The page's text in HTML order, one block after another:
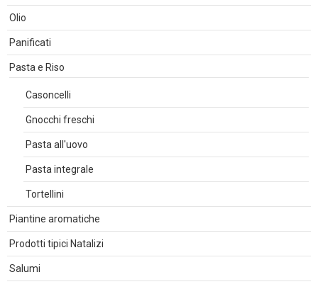
Olio
Panificati
Pasta e Riso
Casoncelli
Gnocchi freschi
Pasta all'uovo
Pasta integrale
Tortellini
Piantine aromatiche
Prodotti tipici Natalizi
Salumi